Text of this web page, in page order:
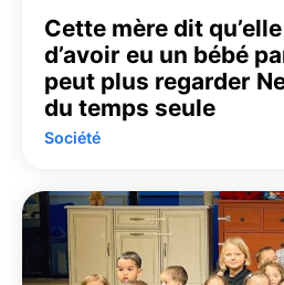
Cette mère dit
d’avoir eu un bébé
peut plus regarder
du temps seule
Société